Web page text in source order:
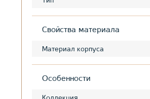
Свойства материала
Материал корпуса
Особенности